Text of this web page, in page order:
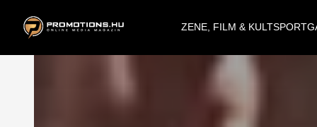
ZENE, FILM & KULTSPORT